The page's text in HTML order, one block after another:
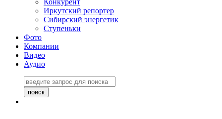
Иркутский репортер
Сибирский энергетик
Ступеньки
Фото
Компании
Видео
Аудио